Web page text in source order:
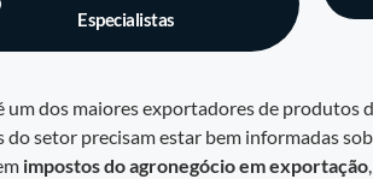
Especialistas
um dos maiores exportadores de produtos
do setor precisam estar bem informadas
impostos do agronegócio em exportação